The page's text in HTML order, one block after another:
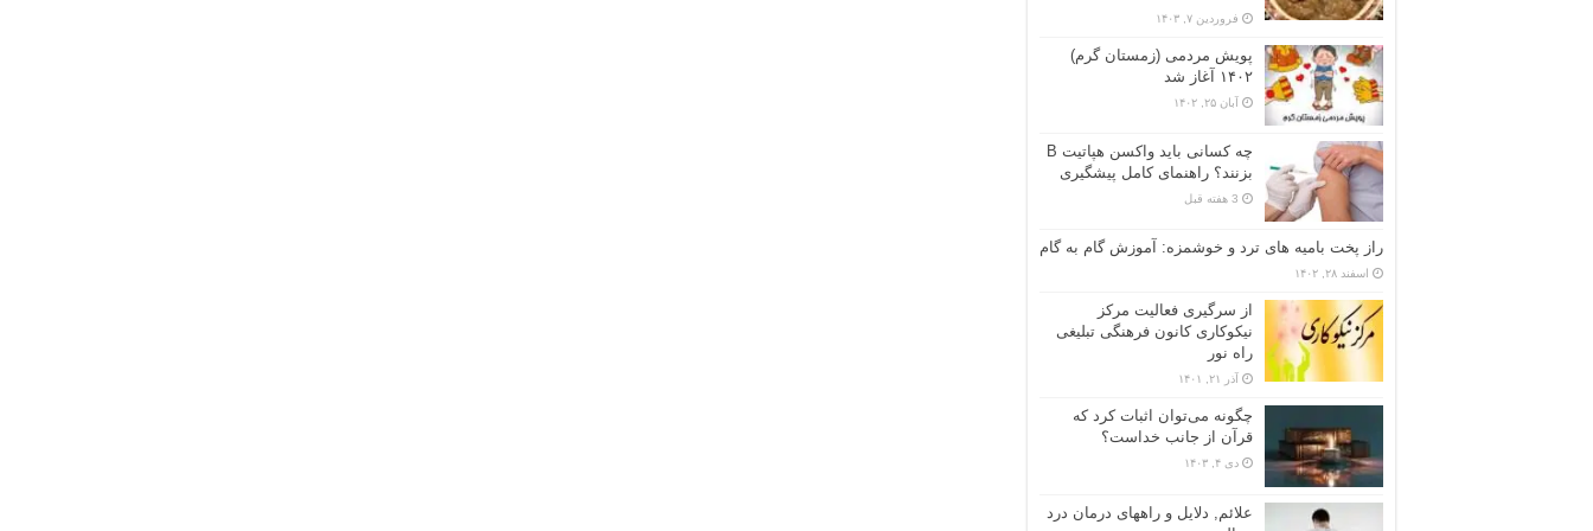
فروردین ۷, ۱۴۰۳
پویش مردمی (زمستان گرم)
۱۴۰۲ آغاز شد
آبان ۲۵, ۱۴۰۲
چه کسانی باید واکسن هپاتیت B
بزنند؟ راهنمای کامل پیشگیری
3 هفته قبل
راز پخت بامیه‌ های ترد و خوشمزه: آموزش گام به گام
اسفند ۲۸, ۱۴۰۲
از سرگیری فعالیت مرکز
نیکوکاری کانون فرهنگی تبلیغی
راه نور
آذر ۲۱, ۱۴۰۱
چگونه می‌توان اثبات کرد که
قرآن از جانب خداست؟
دی ۴, ۱۴۰۳
علائم, دلایل و راههای درمان درد